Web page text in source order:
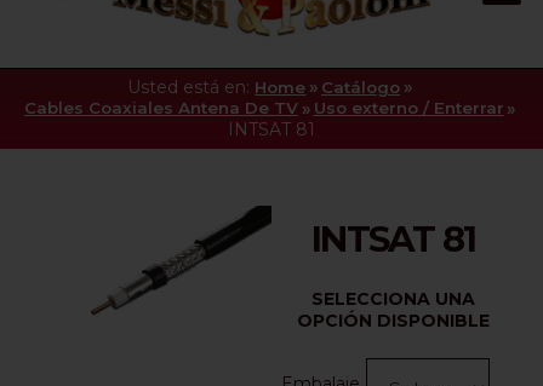
Usted está en: Home » Catálogo »
Cables Coaxiales Antena De TV » Uso externo / Enterrar »
INTSAT 81
INTSAT 81
SELECCIONA UNA
OPCIÓN DISPONIBLE